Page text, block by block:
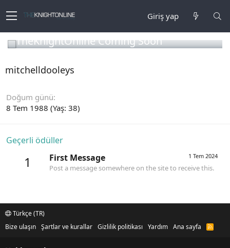
Giriş yap
TheKnightOnline Coming Soon
mitchelldooleys
Doğum günü
8 Tem 1988 (Yaş: 38)
Geçerli ödüller
1 1 Tem 2024
First Message
Post a message somewhere on the site to receive this.
Türkçe (TR)
Bize ulaşın Şartlar ve kurallar Gizlilik politikası Yardım Ana sayfa
R